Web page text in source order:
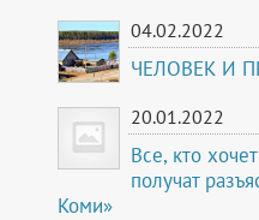
04.02.2022
ЧЕЛОВЕК И
20.01.2022
Все, кто
получат
Коми»